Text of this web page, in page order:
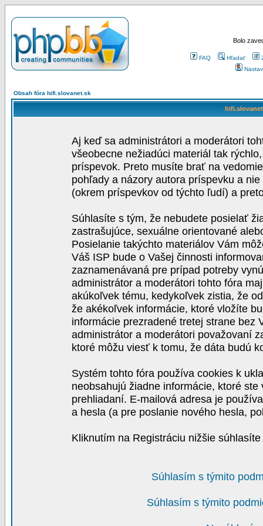
Bolo
FAQ Hľadať
Obsah fóra hifi.slovanet.sk
Aj keď sa administrátori a moderátori
všeobecne nežiadúci materiál tak
príspevok. Preto musíte brať na
pohľady a názory autora príspevku a
(okrem príspevkov od týchto ľudí) a
Súhlasíte s tým, že nebudete posielať
zastrašujúce, sexuálne orientované
Posielanie takýchto materiálov Vám
Váš ISP bude o Vašej činnosti
zaznamenávaná pre prípad potreby
administrátor a moderátori tohto fóra
akúkoľvek tému, kedykoľvek zistia, že
že akékoľvek informácie, ktoré vložíte
informácie prezradené tretej strane bez
administrátor a moderátori považovaní
ktoré môžu viesť k tomu, že dáta budú
Systém tohto fóra používa cookies k
neobsahujú žiadne informácie, ktoré
prehliadaní. E-mailová adresa je
a hesla (a pre poslanie nového hesla,
Kliknutím na Registráciu nižšie
Súhlasím s týmito
Súhlasím s týmito